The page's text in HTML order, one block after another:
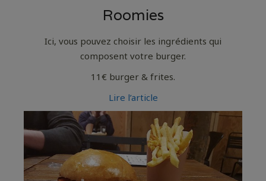
Roomies
Ici, vous pouvez choisir les ingrédients qui
composent votre burger.
11€ burger & frites.
Lire l’article